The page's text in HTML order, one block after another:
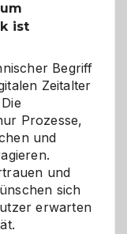
ist
Begriff
Zeitalter
Prozesse,
und
und
sich
erwarten